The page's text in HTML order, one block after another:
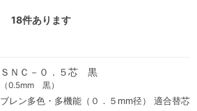
18件あります
ＳＮＣ－０．５芯 黒
（0.5mm 黒）
ブレン多色・多機能（０．５mm径） 適合替芯